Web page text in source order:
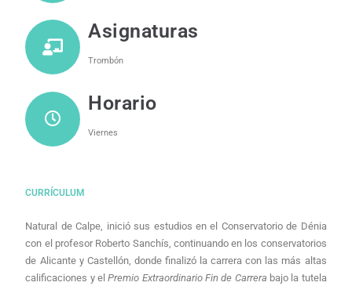
Asignaturas
Trombón
Horario
Viernes
CURRÍCULUM
Natural de Calpe, inició sus estudios en el Conservatorio de Dénia
con el profesor Roberto Sanchís, continuando en los conservatorios
de Alicante y Castellón, donde finalizó la carrera con las más altas
calificaciones y elPremio Extraordinario Fin de Carrera bajo la tutela